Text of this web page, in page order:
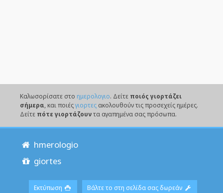
Καλωσορίσατε στο ημερολογιο. Δείτε ποιός γιορτάζει
σήμερα, και ποιέςγιορτεςακολουθούν τις προσεχείς ημέρες.
Δείτε πότε γιορτάζουντα αγαπημένα σας πρόσωπα.
hmerologio
giortes
Εκτύπωση Βάλτε το στη σελίδα σας δωρεάν